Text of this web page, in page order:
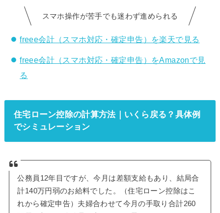
スマホ操作が苦手でも迷わず進められる
freee会計（スマホ対応・確定申告）を楽天で見る
freee会計（スマホ対応・確定申告）をAmazonで見
る
住宅ローン控除の計算方法｜いくら戻る？具体例
でシミュレーション
公務員12年目ですが、今月は差額支給もあり、結局合
計140万円弱のお給料でした。（住宅ローン控除はこ
れから確定申告）夫婦合わせて今月の手取り合計260